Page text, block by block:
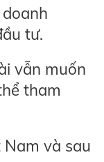
tư.
vẫn muốn
tham
Nam và sau